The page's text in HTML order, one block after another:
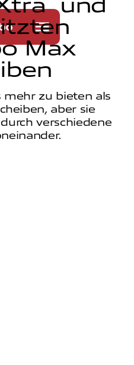
tra und
itzten
o Max
iben
mehr zu bieten als
aber sie
verschiedene